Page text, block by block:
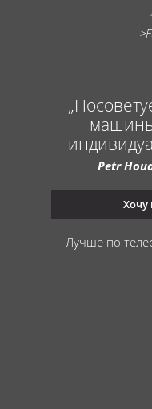
Petr
Хочу
Лучше по